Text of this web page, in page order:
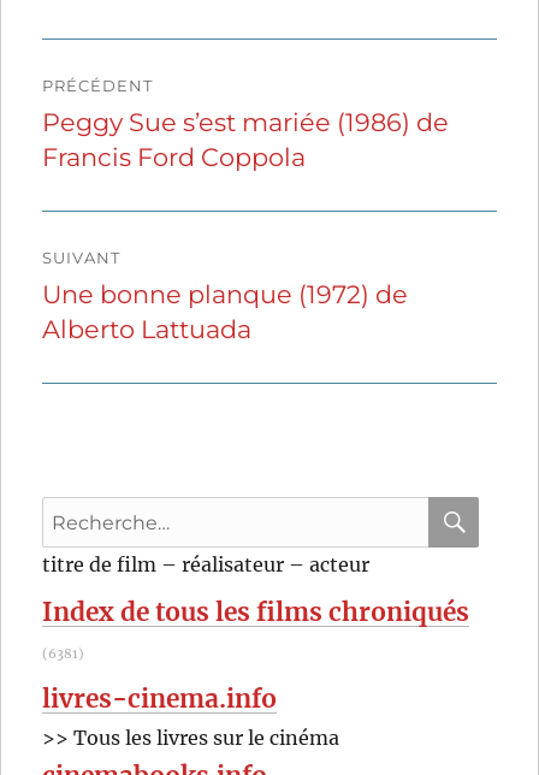
de
l’article
PRÉCÉDENT
Publication
précédente :
Peggy Sue s’est mariée (1986) de
Francis Ford Coppola
SUIVANT
Publication
suivante :
Une bonne planque (1972) de
Alberto Lattuada
Recherche
pour
:
titre de film – réalisateur – acteur
Index de tous les films chroniqués
(6381)
livres-cinema.info
>> Tous les livres sur le cinéma